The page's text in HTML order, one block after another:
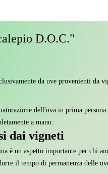
D.O.C."
da uve provenienti da
dell'uva in prima
a mano.
dai vigneti
è un aspetto importante per chi
il tempo di permanenza delle